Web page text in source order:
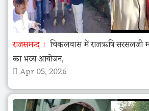
राजसमन्द
चिकलवास में राजऋषि सरसलजी
का भव्य आयोजन,
Apr 05, 2026